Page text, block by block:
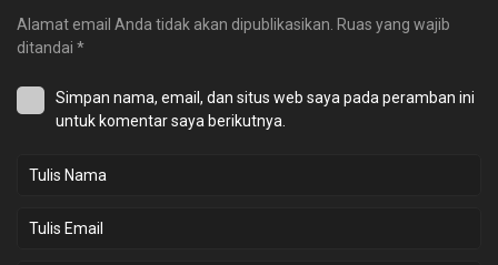
Alamat email Anda tidak akan dipublikasikan. Ruas yang wajib
ditandai *
Simpan nama, email, dan situs web saya pada peramban ini
untuk komentar saya berikutnya.